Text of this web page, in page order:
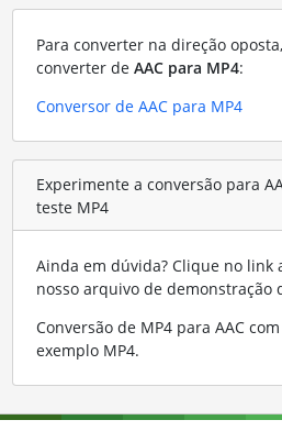
Para converter na direção
converter de AAC para MP4:
Conversor de AAC para MP4
Experimente a conversão para
teste MP4
Ainda em dúvida? Clique no link
nosso arquivo de demonstração
Conversão de MP4 para AAC
exemplo MP4.